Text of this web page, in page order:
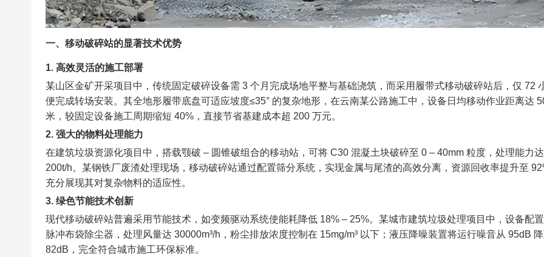
一、移动破碎站的显著技术优势​
1. 高效灵活的施工部署​
某山区金矿开采项目中，传统固定破碎设备需 3 个月完成场地平整与基础浇筑，而采用履带式移动破碎站后，仅 72
便完成转场安装。其全地形履带底盘可适应坡度≤35° 的复杂地形，在云南某公路施工中，设备日均移动作业距离达
米，较固定设备施工周期缩短 40%，直接节省基建成本超 200 万元。​
2. 强大的物料处理能力​
在建筑垃圾资源化项目中，搭载颚破 – 圆锥破组合的移动站，可将 C30 混凝土块破碎至 0 – 40mm 粒度，处理能力达
200t/h。某钢铁厂废渣处理现场，移动破碎站通过配置筛分系统，实现金属与尾渣的高效分离，资源回收率提升至
充分展现其对复杂物料的适应性。​
3. 绿色节能技术创新​
现代移动破碎站普遍采用节能技术，如变频驱动系统使能耗降低 18% – 25%。某城市建筑垃圾处理项目中，设备配
脉冲布袋除尘器，处理风量达 30000m³/h，粉尘排放浓度控制在 15mg/m³ 以下；液压降噪装置将运行噪音从 95dB
82dB，完全符合城市施工环保标准。​